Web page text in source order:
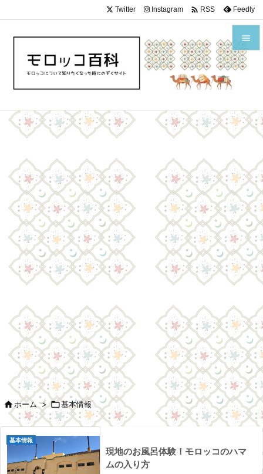



前へ
次へ

検索
Twitter Instagram  RSS Feedly
ホーム > 基本情報
基本情報
現地のお風呂体験！モロッコのハマ
ムの入り方